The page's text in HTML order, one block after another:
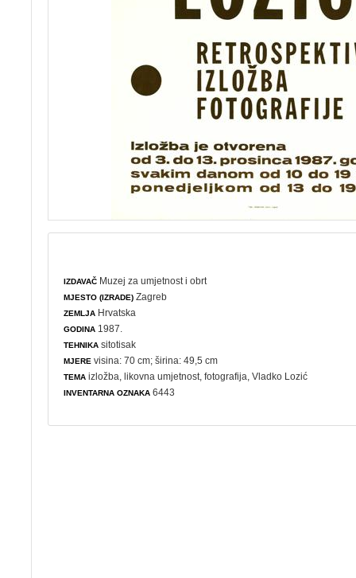
IZDAVAČ Muzej za umjetnost i obrt
MJESTO (IZRADE) Zagreb
ZEMLJA Hrvatska
GODINA 1987.
TEHNIKA sitotisak
MJERE visina: 70 cm; širina: 49,5 cm
TEMA izložba ,likovna umjetnost ,fotografija , Vladko Lozić
INVENTARNA OZNAKA 6443